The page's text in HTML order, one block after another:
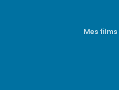
Mes films